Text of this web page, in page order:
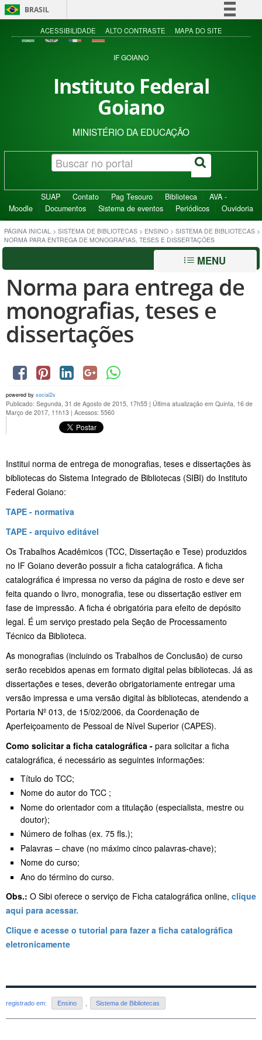
BRASIL
Simplifique!
Acesso à informação
ACESSIBILIDADE ALTO CONTRASTE MAPA DO SITE
IF GOIANO
Instituto Federal
Goiano
MINISTÉRIO DA EDUCAÇÃO
SUAP Contato Pag Tesouro Biblioteca
AVA -
Moodle
Documentos Sistema de eventos Periódicos Ouvidoria
PÁGINA INICIAL > SISTEMA DE BIBLIOTECAS > ENSINO > SISTEMA DE BIBLIOTECAS >
NORMA PARA ENTREGA DE MONOGRAFIAS, TESES E DISSERTAÇÕES
MENU
Norma para entrega de
monografias, teses e
dissertações
powered by social2s
Publicado: Segunda, 31 de Agosto de 2015, 17h55 | Última atualização em Quinta, 16 de
Março de 2017, 11h13 | Acessos: 5560
Institui norma de entrega de monografias, teses e dissertações às
bibliotecas do Sistema Integrado de Bibliotecas (SIBI) do Instituto
Federal Goiano:
TAPE - normativa
TAPE - arquivo editável
Os Trabalhos Acadêmicos (TCC, Dissertação e Tese) produzidos
no IF Goiano deverão possuir a ficha catalográfica. A ficha
catalográfica é impressa no verso da página de rosto e deve ser
feita quando o livro, monografia, tese ou dissertação estiver em
fase de impressão. A ficha é obrigatória para efeito de depósito
legal. É um serviço prestado pela Seção de Processamento
Técnico da Biblioteca.
As monografias (incluindo os Trabalhos de Conclusão) de curso
serão recebidos apenas em formato digital pelas bibliotecas. Já as
dissertações e teses, deverão obrigatoriamente entregar uma
versão impressa e uma versão digital às bibliotecas, atendendo a
Portaria Nº 013, de 15/02/2006, da Coordenação de
Aperfeiçoamento de Pessoal de Nível Superior (CAPES).
Como solicitar a ficha catalográfica - para solicitar a ficha
catalográfica, é necessário as seguintes informações:
Título do TCC;
Nome do autor do TCC ;
Nome do orientador com a titulação (especialista, mestre ou
doutor);
Número de folhas (ex. 75 fls.);
Palavras – chave (no máximo cinco palavras-chave);
Nome do curso;
Ano do término do curso.
Obs.: O Sibi oferece o serviço de Ficha catalográfica online, clique
aqui para acessar.
Clique e acesse o tutorial para fazer a ficha catalográfica
eletronicamente
registrado em: Ensino Sistema de Bibliotecas